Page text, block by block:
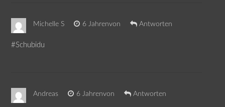
Michelle S 6 Jahrenvon Antworten
#Schubidu
Andreas 6 Jahrenvon Antworten